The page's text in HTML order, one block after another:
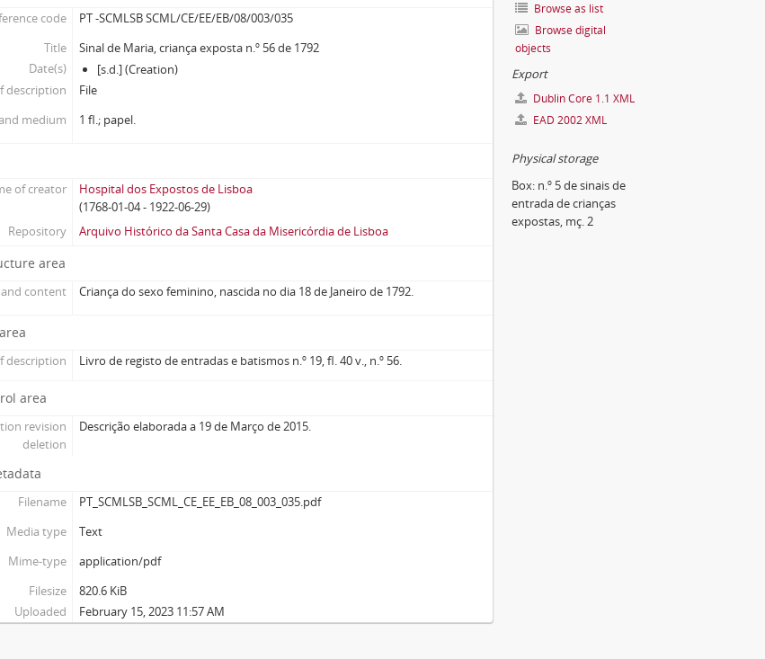
code
PT -SCMLSB SCML/CE/EE/EB/08/003/035
Title
Sinal de Maria, criança exposta n.º 56 de 1792
Date(s)
[s.d.] (Creation)
description
File
medium
1 fl.; papel.
of creator
Hospital dos Expostos de Lisboa
(1768-01-04 - 1922-06-29)
Repository
Arquivo Histórico da Santa Casa da Misericórdia de Lisboa
area
and content Criança do sexo feminino, nascida no dia 18 de Janeiro de 1792.
description Livro de registo de entradas e batismos n.º 19, fl. 40 v., n.º 56.
area
revision
deletion
Descrição elaborada a 19 de Março de 2015.
Filename
PT_SCMLSB_SCML_CE_EE_EB_08_003_035.pdf
Media type
Text
Mime-type
application/pdf
Filesize
820.6 KiB
Uploaded
February 15, 2023 11:57 AM
Browse as list
Browse digital
objects
Export
Dublin Core 1.1 XML
EAD 2002 XML
Physical storage
Box: n.º 5 de sinais de
entrada de crianças
expostas, mç. 2